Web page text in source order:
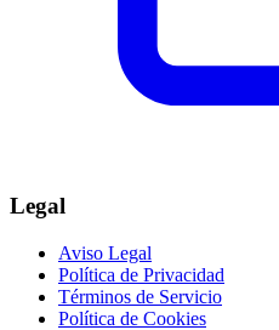
Legal
Aviso Legal
Política de Privacidad
Términos de Servicio
Política de Cookies